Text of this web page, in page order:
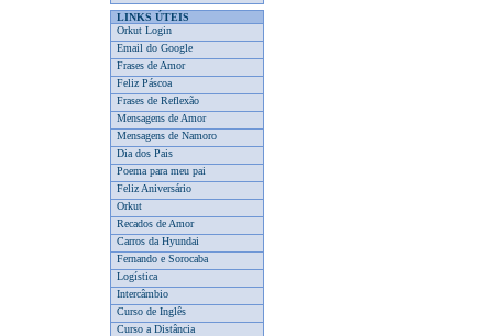
LINKS ÚTEIS
Orkut Login
Email do Google
Frases de Amor
Feliz Páscoa
Frases de Reflexão
Mensagens de Amor
Mensagens de Namoro
Dia dos Pais
Poema para meu pai
Feliz Aniversário
Orkut
Recados de Amor
Carros da Hyundai
Fernando e Sorocaba
Logística
Intercâmbio
Curso de Inglês
Curso a Distância